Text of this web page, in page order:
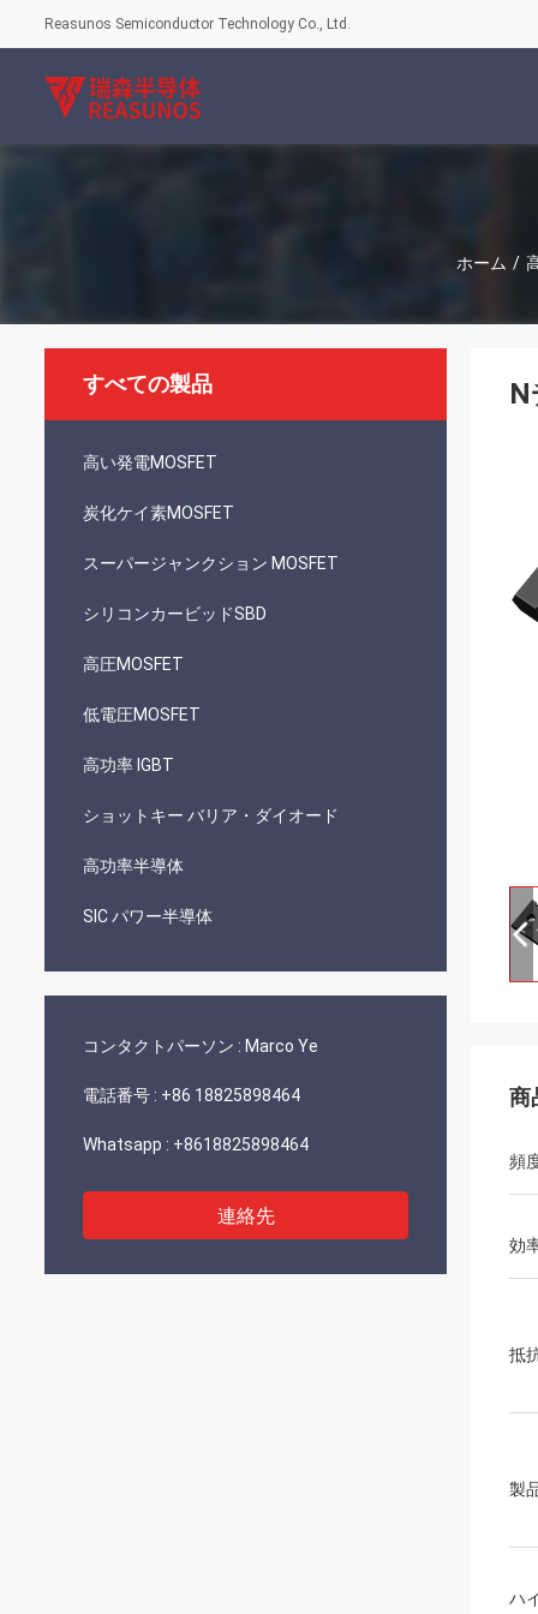
Reasunos Semiconductor Technology Co., Ltd.
ホーム /
すべての製品
高い発電MOSFET
炭化ケイ素MOSFET
スーパージャンクション MOSFET
シリコンカービッドSBD
高圧MOSFET
低電圧MOSFET
高功率 IGBT
ショットキー バリア・ダイオード
高功率半導体
SIC パワー半導体
コンタクトパーソン : Marco Ye
電話番号 : +86 18825898464
Whatsapp : +8618825898464
連絡先
商
頻
効
抵
製
ハ